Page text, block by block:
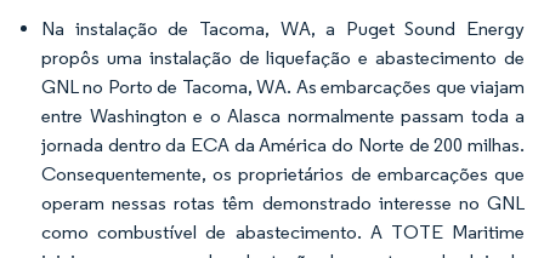
Na instalação de Tacoma, WA, a Puget Sound Energy
propôs uma instalação de liquefação e abastecimento de
GNL no Porto de Tacoma, WA. As embarcações que viajam
entre Washington e o Alasca normalmente passam toda a
jornada dentro da ECA da América do Norte de 200 milhas.
Consequentemente, os proprietários de embarcações que
operam nessas rotas têm demonstrado interesse no GNL
como combustível de abastecimento. A TOTE Maritime